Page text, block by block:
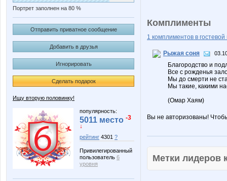
Портрет заполнен на 80 %
Отправить приватное сообщение
Добавить в друзья
Игнорировать
Сделать подарок
Ищу вторую половинку!
популярность:
5011 место -3
↓
рейтинг 4301 ?
Привилегированный
пользователь 6
уровня
Комплименты
1 комплиментов в гостевой
Рыжая соня
Благородство и
Все с рожденья
Мы до смерти не
Мы такие, какими
(Омар Хаям)
Вы не авторизованы!
Метки